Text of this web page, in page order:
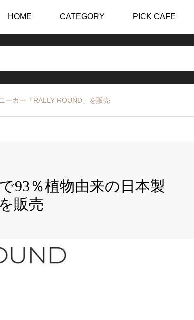
HOME CATEGORY PICK CAFE
ーカー「RALLY ROUND」を販売
93％植物由来の日本製
販売